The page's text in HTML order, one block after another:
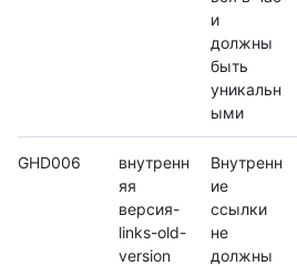
и
должны
быть
уникальн
ыми
GHD006
внутренн
яя
версия-
links-old-
version
Внутренн
ие
ссылки
не
должны